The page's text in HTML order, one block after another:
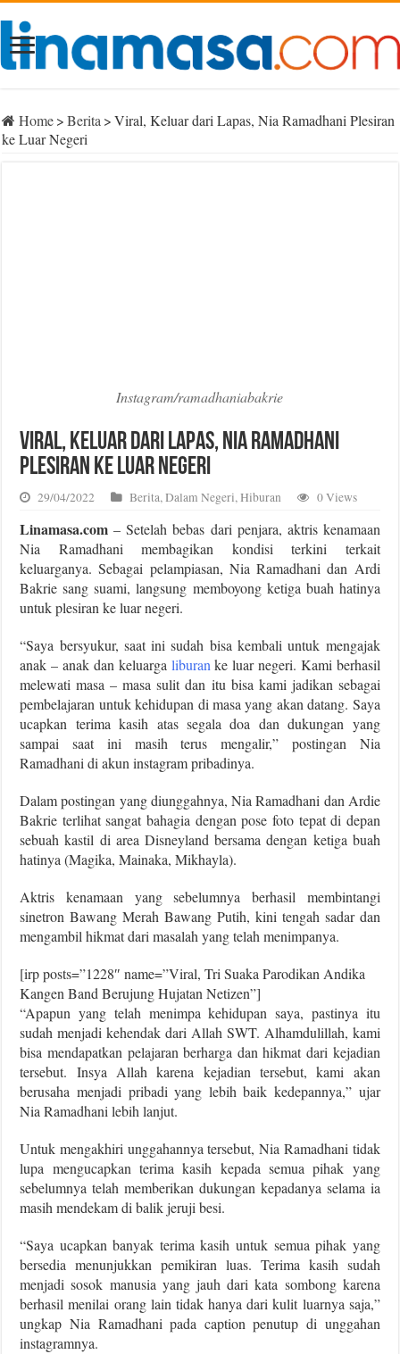
Home> Berita > Viral, Keluar dari Lapas, Nia Ramadhani Plesiran
ke Luar Negeri
Instagram/ramadhaniabakrie
Viral, Keluar dari Lapas, Nia Ramadhani
Plesiran ke Luar Negeri
29/04/2022 Berita,Dalam Negeri,Hiburan 0 Views
Linamasa.com – Setelah bebas dari penjara, aktris kenamaan
Nia Ramadhani membagikan kondisi terkini terkait
keluarganya. Sebagai pelampiasan, Nia Ramadhani dan Ardi
Bakrie sang suami, langsung memboyong ketiga buah hatinya
untuk plesiran ke luar negeri.
“Saya bersyukur, saat ini sudah bisa kembali untuk mengajak
anak – anak dan keluarga liburan ke luar negeri. Kami berhasil
melewati masa – masa sulit dan itu bisa kami jadikan sebagai
pembelajaran untuk kehidupan di masa yang akan datang. Saya
ucapkan terima kasih atas segala doa dan dukungan yang
sampai saat ini masih terus mengalir,” postingan Nia
Ramadhani di akun instagram pribadinya.
Dalam postingan yang diunggahnya, Nia Ramadhani dan Ardie
Bakrie terlihat sangat bahagia dengan pose foto tepat di depan
sebuah kastil di area Disneyland bersama dengan ketiga buah
hatinya (Magika, Mainaka, Mikhayla).
Aktris kenamaan yang sebelumnya berhasil membintangi
sinetron Bawang Merah Bawang Putih, kini tengah sadar dan
mengambil hikmat dari masalah yang telah menimpanya.
[irp posts=”1228″ name=”Viral, Tri Suaka Parodikan Andika
Kangen Band Berujung Hujatan Netizen”]
“Apapun yang telah menimpa kehidupan saya, pastinya itu
sudah menjadi kehendak dari Allah SWT. Alhamdulillah, kami
bisa mendapatkan pelajaran berharga dan hikmat dari kejadian
tersebut. Insya Allah karena kejadian tersebut, kami akan
berusaha menjadi pribadi yang lebih baik kedepannya,” ujar
Nia Ramadhani lebih lanjut.
Untuk mengakhiri unggahannya tersebut, Nia Ramadhani tidak
lupa mengucapkan terima kasih kepada semua pihak yang
sebelumnya telah memberikan dukungan kepadanya selama ia
masih mendekam di balik jeruji besi.
“Saya ucapkan banyak terima kasih untuk semua pihak yang
bersedia menunjukkan pemikiran luas. Terima kasih sudah
menjadi sosok manusia yang jauh dari kata sombong karena
berhasil menilai orang lain tidak hanya dari kulit luarnya saja,”
ungkap Nia Ramadhani pada caption penutup di unggahan
instagramnya.